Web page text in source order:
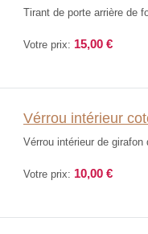
Tirant de porte arrière de
Votre prix: 15,00 €
Vérrou intérieur
Vérrou intérieur de
Votre prix: 10,00 €